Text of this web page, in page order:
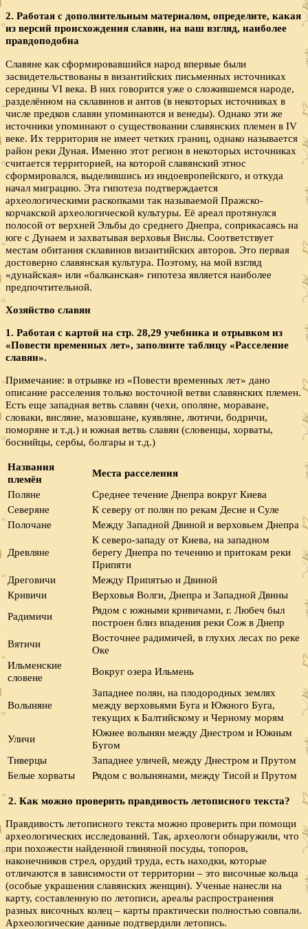
2. Работая с дополнительным материалом, определите, какая
из версий происхождения славян, на ваш взгляд, наиболее
правдоподобна
Славяне как сформировавшийся народ впервые были
засвидетельствованы в византийских письменных источниках
середины VI века. В них говорится уже о сложившемся народе,
разделённом на склавинов и антов (в некоторых источниках в
числе предков славян упоминаются и венеды). Однако эти же
источники упоминают о существовании славянских племен в IV
веке. Их территория не имеет четких границ, однако называется
район реки Дуная. Именно этот регион в некоторых источниках
считается территорией, на которой славянский этнос
сформировался, выделившись из индоевропейского, и откуда
начал миграцию. Эта гипотеза подтверждается
археологическими раскопками так называемой Пражско-
корчакской археологической культуры. Её ареал протянулся
полосой от верхней Эльбы до среднего Днепра, соприкасаясь на
юге с Дунаем и захватывая верховья Вислы. Соответствует
местам обитания склавинов византийских авторов. Это первая
достоверно славянская культура. Поэтому, на мой взгляд
«дунайская» или «балканская» гипотеза является наиболее
предпочтительной.
Хозяйство славян
1. Работая с картой на стр. 28,29 учебника и отрывком из
«Повести временных лет», заполните таблицу «Расселение
славян».
Примечание: в отрывке из «Повести временных лет» дано
описание расселения только восточной ветви славянских племен.
Есть еще западная ветвь славян (чехи, ополяне, мораване,
словаки, висляне, мазовшане, куявляне, лютичи, бодричи,
поморяне и т.д.) и южная ветвь славян (словенцы, хорваты,
боснийцы, сербы, болгары и т.д.)
Названия
племён
Места расселения
Поляне
Среднее течение Днепра вокруг Киева
Северяне
К северу от полян по рекам Десне и Суле
Полочане
Между Западной Двиной и верховьем Днепра
Древляне
К северо-западу от Киева, на западном
берегу Днепра по течению и притокам реки
Припяти
Дреговичи
Между Припятью и Двиной
Кривичи
Верховья Волги, Днепра и Западной Двины
Радимичи
Рядом с южными кривичами, г. Любеч был
построен близ впадения реки Сож в Днепр
Вятичи
Восточнее радимичей, в глухих лесах по реке
Оке
Ильменские
словене
Вокруг озера Ильмень
Волыняне
Западнее полян, на плодородных землях
между верховьями Буга и Южного Буга,
текущих к Балтийскому и Черному морям
Уличи
Южнее волынян между Днестром и Южным
Бугом
Тиверцы
Западнее уличей, между Днестром и Прутом
Белые хорваты
Рядом с волынянами, между Тисой и Прутом
2. Как можно проверить правдивость летописного текста?
Правдивость летописного текста можно проверить при помощи
археологических исследований. Так, археологи обнаружили, что
при похожести найденной глиняной посуды, топоров,
наконечников стрел, орудий труда, есть находки, которые
отличаются в зависимости от территории – это височные кольца
(особые украшения славянских женщин). Ученые нанесли на
карту, составленную по летописи, ареалы распространения
разных височных колец – карты практически полностью совпали.
Археологические данные подтвердили летопись.